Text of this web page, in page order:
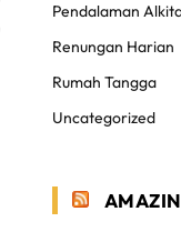
Pendalaman
Renungan Harian
Rumah Tangga
Uncategorized